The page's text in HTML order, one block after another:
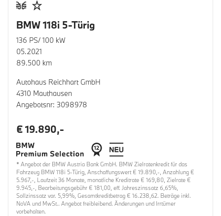
BMW 118i 5-Türig
136 PS/ 100 kW
05.2021
89.500 km
Autohaus Reichhart GmbH
4310 Mauthausen
Angebotsnr: 3098978
€ 19.890,-
* Angebot der BMW Austria Bank GmbH. BMW Zielratenkredit für das
Fahrzeug BMW 118i 5-Türig, Anschaffungswert € 19.890,-, Anzahlung €
5.967,-, Laufzeit 36 Monate, monatliche Kreditrate € 169,80, Zielrate €
9.945,-, Bearbeitungsgebühr € 181,00, eff. Jahreszinssatz 6,65%,
Sollzinssatz var. 5,99%, Gesamtkreditbetrag € 16.238,62. Beträge inkl.
NoVA und MwSt.. Angebot freibleibend. Änderungen und Irrtümer
vorbehalten.